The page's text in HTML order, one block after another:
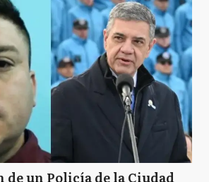
de un Policía de la Ciudad